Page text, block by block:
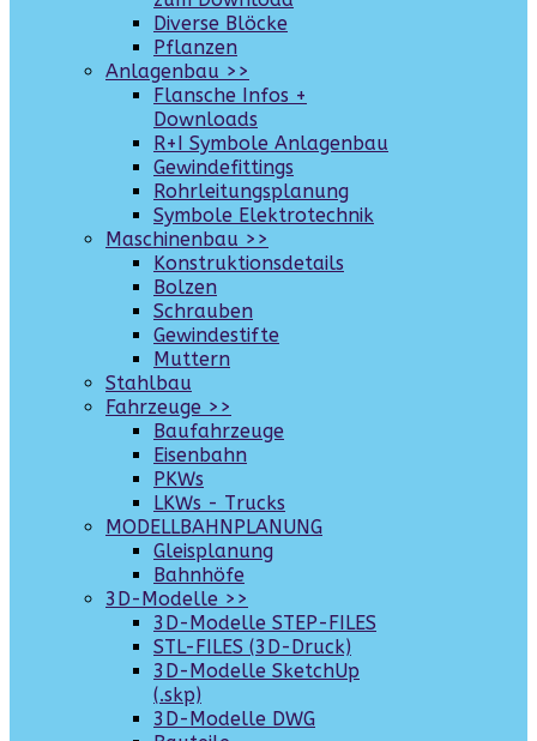
Diverse Blöcke
Pflanzen
Anlagenbau >>
Flansche Infos +
Downloads
R+I Symbole Anlagenbau
Gewindefittings
Rohrleitungsplanung
Symbole Elektrotechnik
Maschinenbau >>
Konstruktionsdetails
Bolzen
Schrauben
Gewindestifte
Muttern
Stahlbau
Fahrzeuge >>
Baufahrzeuge
Eisenbahn
PKWs
LKWs - Trucks
MODELLBAHNPLANUNG
Gleisplanung
Bahnhöfe
3D-Modelle >>
3D-Modelle STEP-FILES
STL-FILES (3D-Druck)
3D-Modelle SketchUp
(.skp)
3D-Modelle DWG